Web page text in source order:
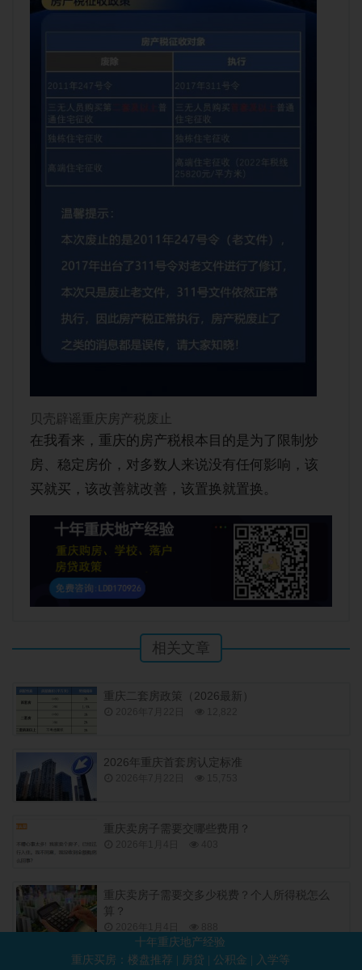
贝壳辟谣重庆房产税废止
在我看来，重庆的房产税根本目的是为了限制炒
房、稳定房价，对多数人来说没有任何影响，该
买就买，该改善就改善，该置换就置换。
相关文章
重庆二套房政策（2026最新）
2026年重庆首套房认定标准
重庆卖房子需要交哪些费用？
重庆卖房子需要交多少税费？个人所得税怎么
算？
上一篇：
十年重庆地产经验
重庆买房：楼盘推荐 | 房贷 | 公积金 | 入学等